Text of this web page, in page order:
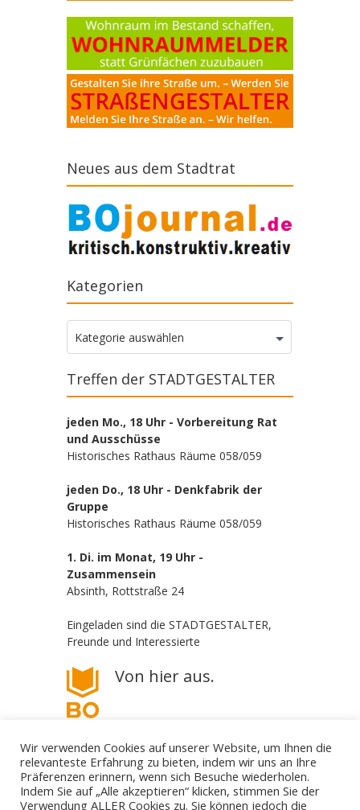
Neues aus dem Stadtrat
Kategorien
Kategorien
Kategorie auswählen
Treffen der STADTGESTALTER
jeden Mo., 18 Uhr - Vorbereitung Rat
und Ausschüsse
Historisches Rathaus Räume 058/059
jeden Do., 18 Uhr - Denkfabrik der
Gruppe
Historisches Rathaus Räume 058/059
1. Di. im Monat, 19 Uhr -
Zusammensein
Absinth, Rottstraße 24
Eingeladen sind die STADTGESTALTER,
Freunde und Interessierte
Von hier aus.
Wir verwenden Cookies auf unserer Website, um Ihnen die
relevanteste Erfahrung zu bieten, indem wir uns an Ihre
Präferenzen erinnern, wenn sich Besuche wiederholen.
Indem Sie auf „Alle akzeptieren“ klicken, stimmen Sie der
Verwendung ALLER Cookies zu. Sie können jedoch die